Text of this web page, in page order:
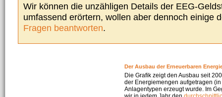
Wir können die unzähligen Details der EEG-
umfassend erörtern, wollen aber dennoch einige
Fragen beantworten.
Der Ausbau der Erneuerbaren
Die Grafik zeigt den Ausbau seit
der Energiemengen aufgetragen
Anlagentypen erzeugt wurde. Im